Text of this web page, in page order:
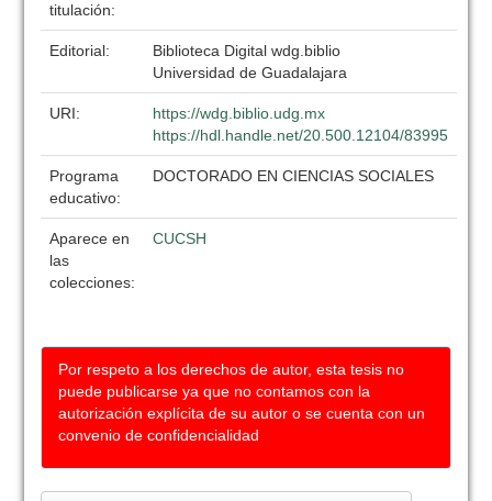
titulación:
Editorial:
Biblioteca Digital wdg.biblio
Universidad de Guadalajara
URI:
https://wdg.biblio.udg.mx
https://hdl.handle.net/20.500.12104/83995
Programa
educativo:
DOCTORADO EN CIENCIAS SOCIALES
Aparece en
las
colecciones:
CUCSH
Por respeto a los derechos de autor, esta tesis no
puede publicarse ya que no contamos con la
autorización explícita de su autor o se cuenta con un
convenio de confidencialidad